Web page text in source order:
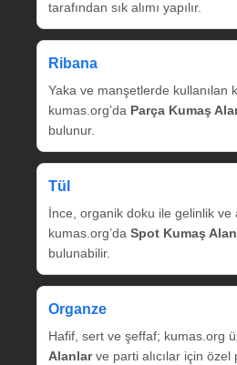
tarafından sık alımı yapılır.
Ribana
Yaka ve manşetlerde kullanılan
kumas.org’da Parça Kumaş
bulunur.
Tül
İnce, organik doku ile gelinlik ve
kumas.org’da Spot Kumaş
bulunabilir.
Organze
Hafif, sert ve şeffaf; kumas.org
Alanlarve parti alıcılar için özel